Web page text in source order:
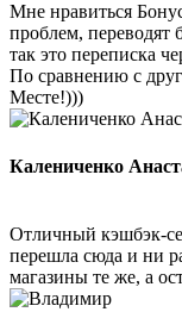
Мне нравиться
проблем, переводят
так это переписка
По сравнению с
Месте!)))
Калениченко
Отличный кэшбэк-
перешла сюда и ни
магазины те же, а